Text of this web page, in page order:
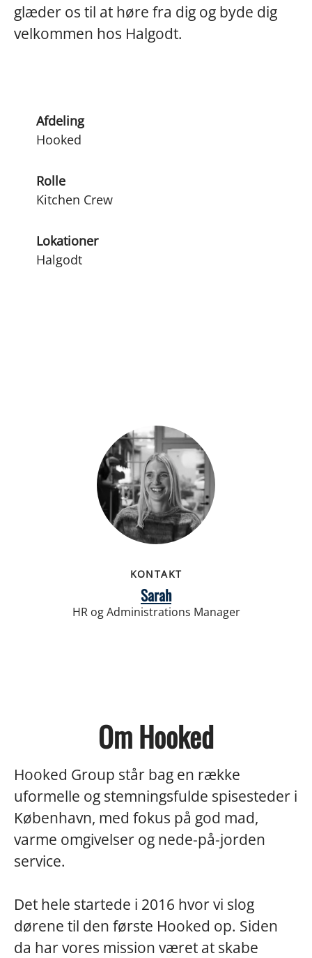
glæder os til at høre fra dig og byde dig
velkommen hos Halgodt.
Afdeling
Hooked
Rolle
Kitchen Crew
Lokationer
Halgodt
KONTAKT
Sarah
HR og Administrations Manager
Om Hooked
Hooked Group står bag en række
uformelle og stemningsfulde spisesteder i
København, med fokus på god mad,
varme omgivelser og nede-på-jorden
service.
Det hele startede i 2016 hvor vi slog
dørene til den første Hooked op. Siden
da har vores mission været at skabe